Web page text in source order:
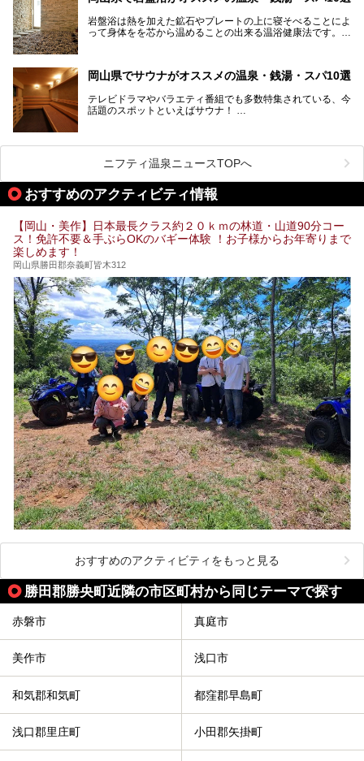
す。年間を通じて降水量が少ない「晴れの国」で、モモやブ
ドウなど果物の栽培が盛んなうえ、その品質の高さは全国的
にも有名です。
ます。ここでは、岡山県で評判のスーパー銭湯をご紹介しま
しょう。
岩盤浴は熱を加えた鉱石やプレートの上に寝そべることによ
って身体をを芯から温めることの出来る温浴健康法です。じ
ススメ温泉・銭湯・スパ10ヶ所を紹介させていただきま
岡山県でサウナがオススメの温泉・銭湯・スパ10選
テレビドラマやバラエティ番組でも多数特集されている、今
話題のスポットといえばサウナ！
今回は、岡山県でサウナがおすすめの温泉や銭湯、スパを厳
選してご紹介！
血流が良くなるだけでなく美容効果やリラックス効果も期待
ニフティ温泉ニュースTOPへ
おすすめのアクティビティ情報
【岡山・美作】日本最長クラス約２０ｋｍの林道・山道90分コー
ス！免許不要＆手ぶらOKのバギー体験 ！お子様からお年寄りまで
楽しめます！
岡山県勝田郡奈義町皆木312
おすすめのアクティビティをもっと見る
勝田郡勝央町近隣の市区町村から同じテーマで探す
赤磐市 真庭市
美作市 浅口市
和気郡和気町 都窪郡早島町
浅口郡里庄町 小田郡矢掛町